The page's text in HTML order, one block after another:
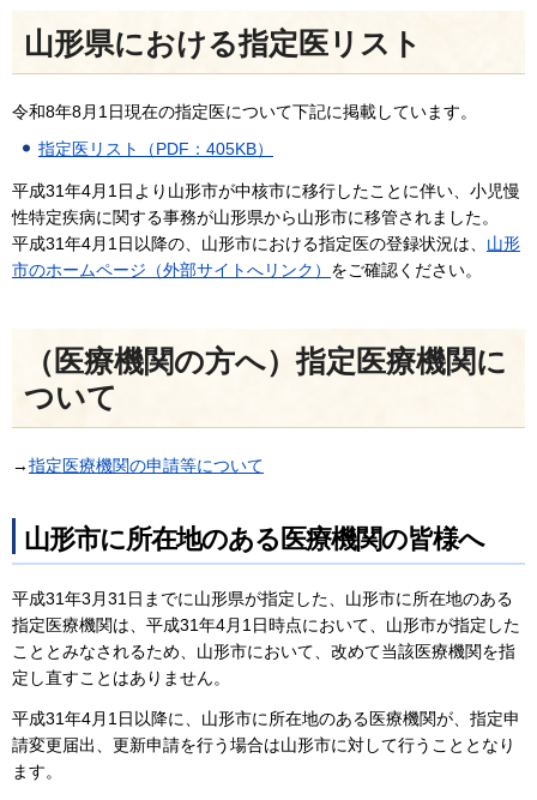
山形県における指定医リスト
令和8年8月1日現在の指定医について下記に掲載しています。
指定医リスト（PDF：405KB）
平成31年4月1日より山形市が中核市に移行したことに伴い、小児慢
性特定疾病に関する事務が山形県から山形市に移管されました。
平成31年4月1日以降の、山形市における指定医の登録状況は、 山形
市のホームページ（外部サイトへリンク） をご確認ください。
（医療機関の方へ）指定医療機関に
ついて
→指定医療機関の申請等について
山形市に所在地のある医療機関の皆様へ
平成31年3月31日までに山形県が指定した、山形市に所在地のある
指定医療機関は、平成31年4月1日時点において、山形市が指定した
こととみなされるため、山形市において、改めて当該医療機関を指
定し直すことはありません。
平成31年4月1日以降に、山形市に所在地のある医療機関が、指定申
請変更届出、更新申請を行う場合は山形市に対して行うこととなり
ます。